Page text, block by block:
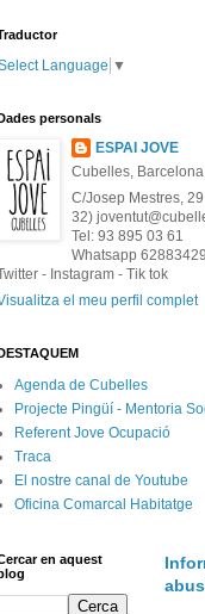
Language ▼
Dades personals
ESPAI JOVE
Cubelles, Barcelona
C/Josep Mestres,
32)
Tel: 93 895 03 61
Whatsapp
- Instagram - Tik tok
el meu perfil complet
DESTAQUEM
Agenda de Cubelles
Projecte Pingüí - Mentoria
Referent Jove Ocupació
Traca
El nostre canal de Youtube
Oficina Comarcal Habitatge
en aquest
blog